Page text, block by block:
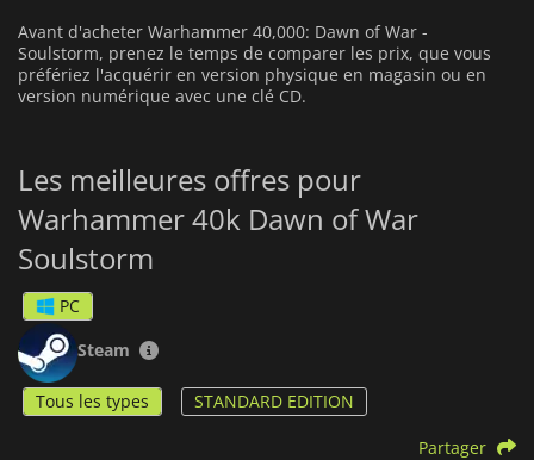
Avant d'acheter Warhammer 40,000: Dawn of War -
Soulstorm, prenez le temps de comparer les prix, que vous
préfériez l'acquérir en version physique en magasin ou en
version numérique avec une clé CD.
Les meilleures offres pour
Warhammer 40k Dawn of War
Soulstorm
PC
Steam
Tous les types STANDARD EDITION
Partager